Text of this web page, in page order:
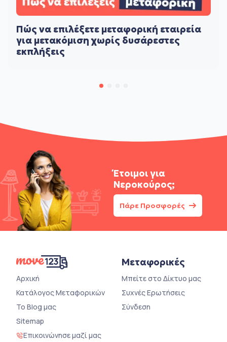
Πώς να επιλέξετε μεταφορική εταιρεία
για μετακόμιση χωρίς δυσάρεστες
εκπλήξεις
Έτοιμοι για
Νεροκούρος;
Πάρε Προσφορές
Αρχική
Κατάλογος Μεταφορικών
Το Blog μας
Sitemap
Επικοινώνησε μαζί μας
Μεταφορικές
Μπείτε στο Δίκτυο μας
Συχνές Ερωτήσεις
Σύνδεση